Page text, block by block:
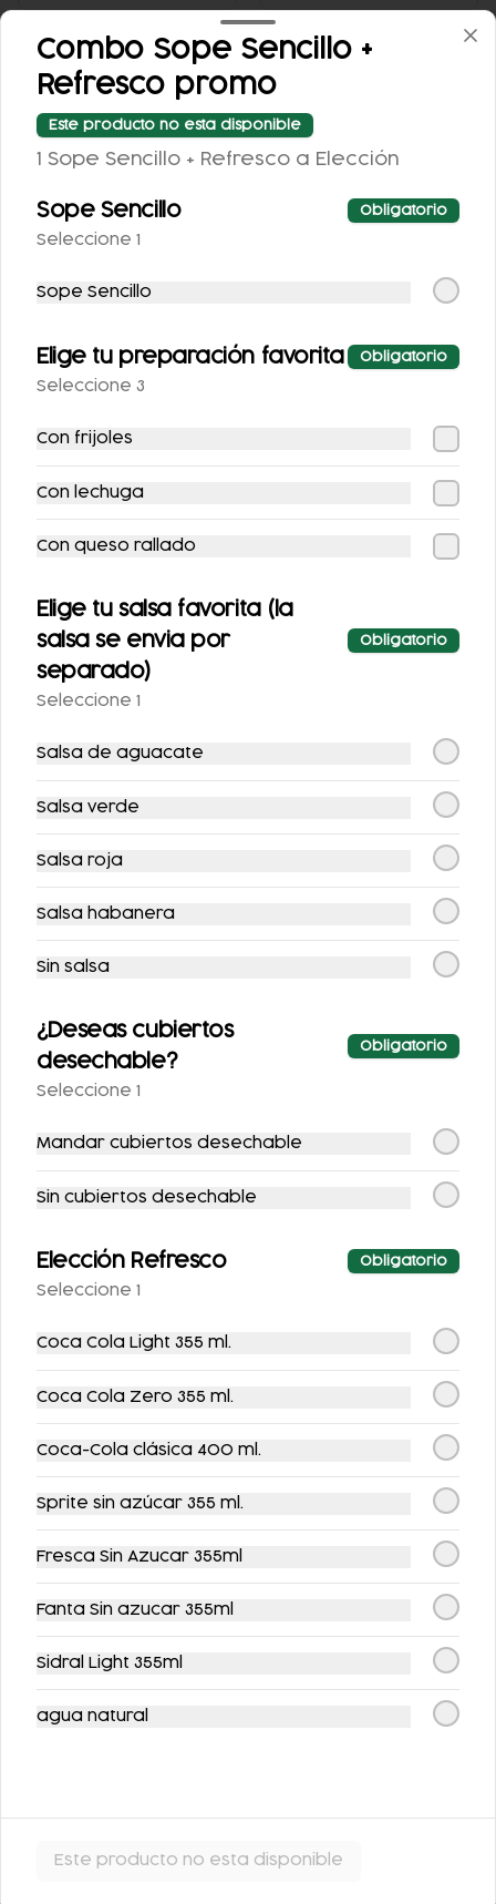
COCA-COLA
$25.00
355 ML.
$25.00
Postres
Combo Sope Sencillo +
Refresco promo
Este producto no esta disponible
1 Sope Sencillo + Refresco a Elección
Sope Sencillo Obligatorio
Seleccione 1
Sope Sencillo
Elige tu preparación favorita Obligatorio
Seleccione 3
Con frijoles
Con lechuga
Con queso rallado
Elige tu salsa favorita (la
salsa se envia por
separado)
Obligatorio
Seleccione 1
Salsa de aguacate
Salsa verde
Salsa roja
Salsa habanera
Sin salsa
¿Deseas cubiertos
desechable?
Obligatorio
Seleccione 1
Mandar cubiertos desechable
Sin cubiertos desechable
Elección Refresco Obligatorio
Seleccione 1
Coca Cola Light 355 ml.
Coca Cola Zero 355 ml.
Coca-Cola clásica 400 ml.
Sprite sin azúcar 355 ml.
Fresca Sin Azucar 355ml
Fanta Sin azucar 355ml
Sidral Light 355ml
agua natural
Este producto no esta disponible